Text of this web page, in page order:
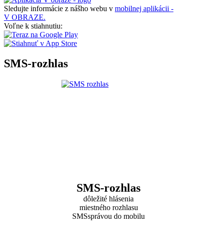
Sledujte informácie z nášho webu v mobilnej aplikácii -
V OBRAZE.
Voľne k stiahnutiu:
SMS-rozhlas
SMS-rozhlas
dôležité hlásenia
miestného rozhlasu
SMSsprávou do mobilu